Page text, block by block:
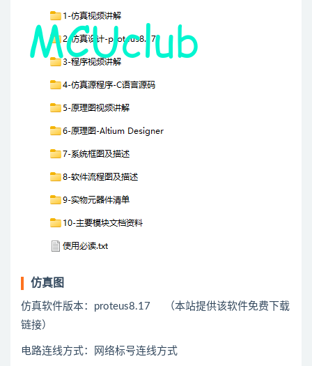
仿真图
仿真软件版本：proteus8.17 （本站提供该软件免费下载
链接）
电路连线方式：网络标号连线方式